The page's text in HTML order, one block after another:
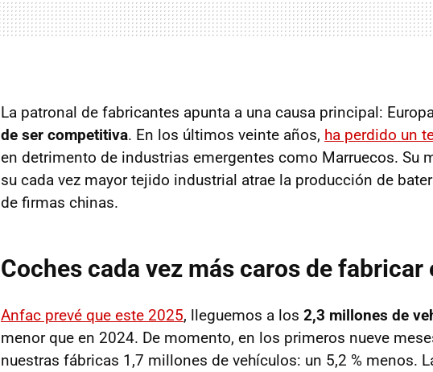
La patronal de fabricantes apunta a una causa principal:
de ser competitiva. En los últimos veinte años, ha perdido un
en detrimento de industrias emergentes como Marruecos. Su
su cada vez mayor tejido industrial atrae la producción de
de firmas chinas.
Coches cada vez más caros de fabricar
Anfac prevé que este 2025, lleguemos a los 2,3 millones de
menor que en 2024. De momento, en los primeros nueve
nuestras fábricas 1,7 millones de vehículos: un 5,2 % menos.